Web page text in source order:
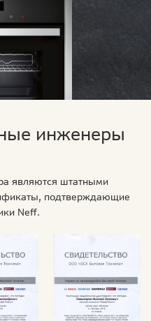
инженеры
являются штатными
подтверждающие
Neff.